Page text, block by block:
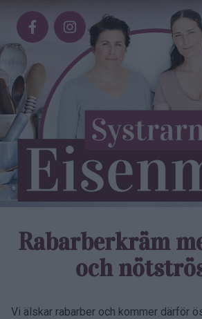
Rabarber­kräm
och
Vi älskar rabarber och kommer därför